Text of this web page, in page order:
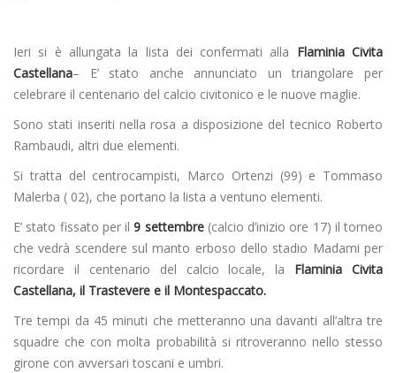
Ieri si è allungata la lista dei confermati alla Flaminia Civita
Castellana– E’ stato anche annunciato un triangolare per
celebrare il centenario del calcio civitonico e le nuove maglie.
Sono stati inseriti nella rosa a disposizione del tecnico Roberto
Rambaudi, altri due elementi.
Si tratta del centrocampisti, Marco Ortenzi (99) e Tommaso
Malerba ( 02), che portano la lista a ventuno elementi.
E’ stato fissato per il9 settembre(calcio d’inizio ore 17) il torneo
che vedrà scendere sul manto erboso dello stadio Madami per
ricordare il centenario del calcio locale, la Flaminia Civita
Castellana, il Trastevere e il Montespaccato.
Tre tempi da 45 minuti che metteranno una davanti all’altra tre
squadre che con molta probabilità si ritroveranno nello stesso
girone con avversari toscani e umbri.